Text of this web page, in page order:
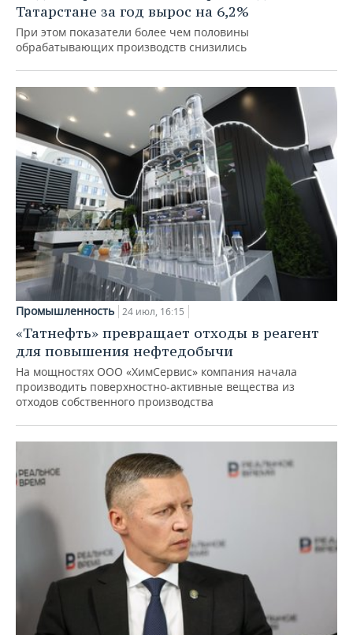
Татарстане за год вырос на 6,2%
При этом показатели более чем половины
обрабатывающих производств снизились
Промышленность 24 июл, 16:15
«Татнефть» превращает отходы в реагент
для повышения нефтедобычи
На мощностях ООО «ХимСервис» компания начала
производить поверхностно-активные вещества из
отходов собственного производства